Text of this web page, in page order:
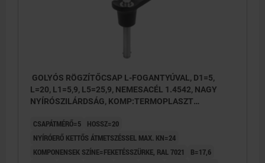
GOLYÓS RÖGZÍTŐCSAP L-FOGANTYÚVAL, D1=5,
L=20, L1=5,9, L5=25,9, NEMESACÉL 1.4542, NAGY
NYÍRÓSZILÁRDSÁG, KOMP:TERMOPLASZT
CSAPÁTMÉRŐ=5
HOSSZ=20
NYÍRÓERŐ KETTŐS ÁTMETSZÉSSEL MAX. KN=24
KOMPONENSEK SZÍNE=FEKETÉSSZÜRKE, RAL 7021
B=17,6